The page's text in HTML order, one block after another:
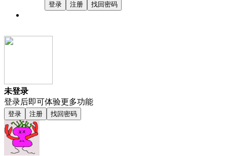
登录 注册 找回密码
未登录
登录后即可体验更多功能
登录 注册 找回密码